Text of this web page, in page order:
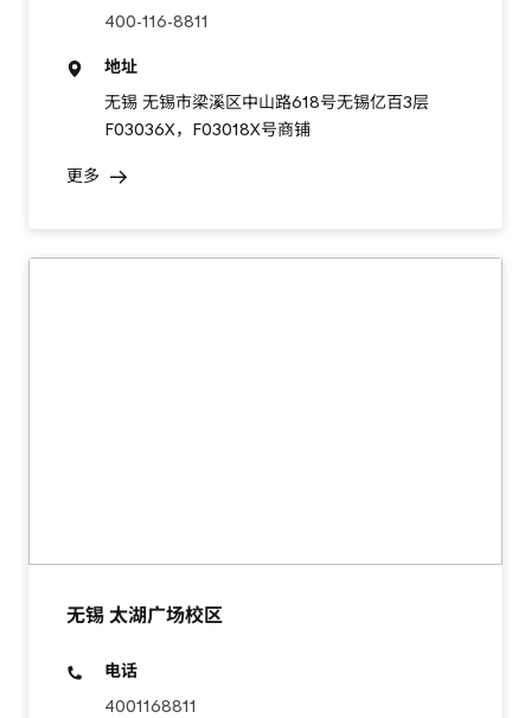
400-116-8811
地址
无锡 无锡市梁溪区中山路618号无锡亿百3层
F03036X，F03018X号商铺
更多
无锡 太湖广场校区
电话
4001168811